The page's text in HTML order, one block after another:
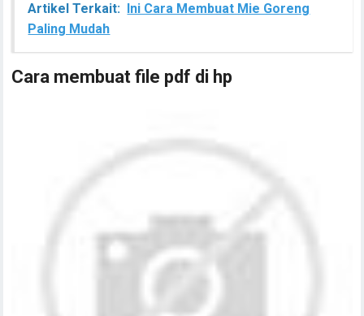
Artikel Terkait: Ini Cara Membuat Mie Goreng
Paling Mudah
Cara membuat file pdf di hp